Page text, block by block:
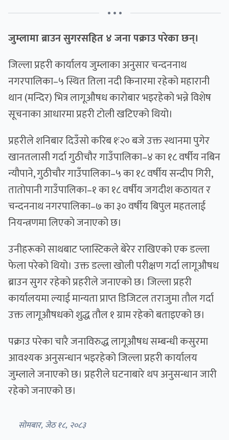
• • •
जुम्लामा ब्राउन सुगरसहित ४ जना पक्राउ परेका छन्।
जिल्ला प्रहरी कार्यालय जुम्लाका अनुसार चन्दननाथ
नगरपालिका–५ स्थित तिला नदी किनारमा रहेको महारानी
थान (मन्दिर) भित्र लागूऔषध कारोबार भइरहेको भन्ने विशेष
सूचनाका आधारमा प्रहरी टोली खटिएको थियो।
प्रहरीले शनिबार दिउँसो करिब १ः२० बजे उक्त स्थानमा पुगेर
खानतलासी गर्दा गुठीचौर गाउँपालिका–४ का १८ वर्षीय नबिन
न्यौपाने, गुठीचौर गाउँपालिका–५ का १८ वर्षीय सन्दीप गिरी,
तातोपानी गाउँपालिका–१ का १८ वर्षीय जगदीश कठायत र
चन्दननाथ नगरपालिका–७ का ३० वर्षीय बिपुल महतलाई
नियन्त्रणमा लिएको जनाएको छ।
उनीहरूको साथबाट प्लास्टिकले बेरेर राखिएको एक डल्ला
फेला परेको थियो। उक्त डल्ला खोली परीक्षण गर्दा लागूऔषध
ब्राउन सुगर रहेको प्रहरीले जनाएको छ। जिल्ला प्रहरी
कार्यालयमा ल्याई मान्यता प्राप्त डिजिटल तराजुमा तौल गर्दा
उक्त लागूऔषधको शुद्ध तौल १ ग्राम रहेको बताइएको छ।
पक्राउ परेका चारै जनाविरुद्ध लागूऔषध सम्बन्धी कसुरमा
आवश्यक अनुसन्धान भइरहेको जिल्ला प्रहरी कार्यालय
जुम्लाले जनाएको छ। प्रहरीले घटनाबारे थप अनुसन्धान जारी
रहेको जनाएको छ।
सोमबार, जेठ १८, २०८३